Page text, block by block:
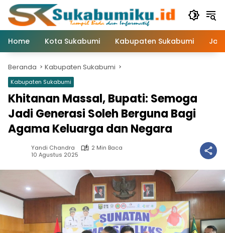
Langsung
konten
Home
Kota Sukabumi Kabupaten Sukabumi
Beranda Kabupaten Sukabumi
Kabupaten Sukabumi
Khitanan Massal, Bupati: Semoga
Jadi Generasi Soleh Berguna Bagi
Agama Keluarga dan Negara
Yandi Chandra
2 Min Baca
10 Agustus 2025